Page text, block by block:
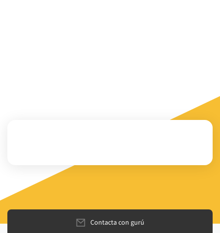
Contacta con gurú